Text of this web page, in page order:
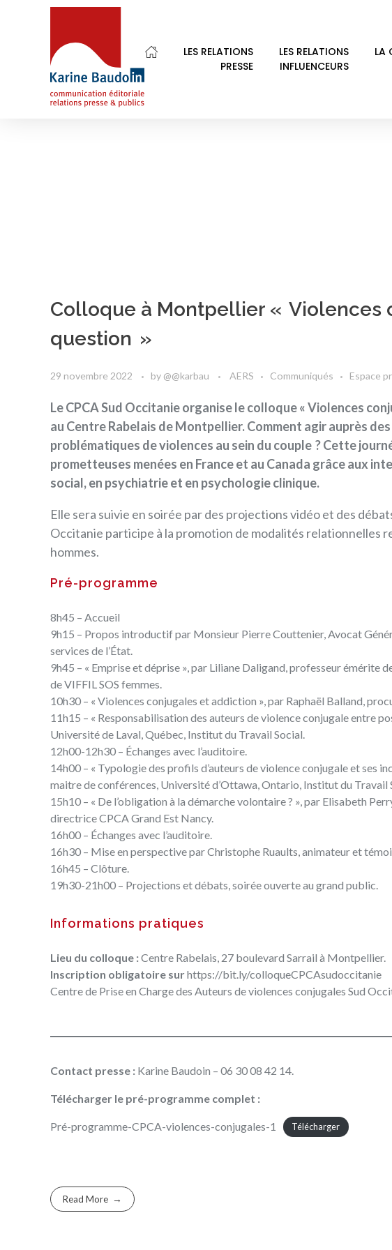
LES RELATIONS
PRESSE
LES RELATIONS
INFLUENCEURS
LA
Home
POSTS TAGGED: DROIT
Colloque à Montpellier « Violences
question »
29 novembre 2022 by @@karbau AERS Communiqués Espace
Le CPCA Sud Occitanie organise le colloque « Violences
au Centre Rabelais de Montpellier. Comment agir auprès
problématiques de violences au sein du couple ? Cette
prometteuses menées en France et au Canada grâce aux
social, en psychiatrie et en psychologie clinique.
Elle sera suivie en soirée par des projections vidéo et des
Occitanie participe à la promotion de modalités relationnelles
hommes.
Pré-programme
8h45 – Accueil
9h15 – Propos introductif par Monsieur Pierre Couttenier, Avocat
services de l’État.
9h45 – « Emprise et déprise », par Liliane Daligand, professeur émérite
de VIFFIL SOS femmes.
10h30 – « Violences conjugales et addiction », par Raphaël Balland,
11h15 – « Responsabilisation des auteurs de violence conjugale entre
Université de Laval, Québec, Institut du Travail Social.
12h00-12h30 – Échanges avec l’auditoire.
14h00 – « Typologie des profils d’auteurs de violence conjugale et ses
maitre de conférences, Université d’Ottawa, Ontario, Institut du Travail
15h10 – « De l’obligation à la démarche volontaire ? », par Elisabeth
directrice CPCA Grand Est Nancy.
16h00 – Échanges avec l’auditoire.
16h30 – Mise en perspective par Christophe Ruaults, animateur et
16h45 – Clôture.
19h30-21h00 – Projections et débats, soirée ouverte au grand public.
Informations pratiques
Lieu du colloque :Centre Rabelais, 27 boulevard Sarrail à Montpellier.
Inscription obligatoire surhttps://bit.ly/colloqueCPCAsudoccitanie
Centre de Prise en Charge des Auteurs de violences conjugales Sud
Contact presse : Karine Baudoin – 06 30 08 42 14.
Télécharger le pré-programme complet :
Pré-programme-CPCA-violences-conjugales-1 Télécharger
Read More